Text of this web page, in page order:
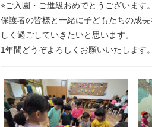
⭐︎ご入園・ご進級おめでとうございます
保護者の皆様と一緒に子どもたちの成
しく過ごしていきたいと思います。
1年間どうぞよろしくお願いいたします